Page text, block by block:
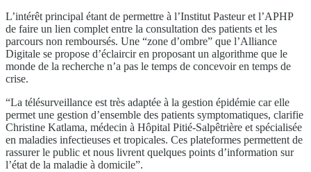
L’intérêt principal étant de permettre à l’Institut Pasteur et l’APHP
de faire un lien complet entre la consultation des patients et les
parcours non remboursés. Une “zone d’ombre” que l’Alliance
Digitale se propose d’éclaircir en proposant un algorithme que le
monde de la recherche n’a pas le temps de concevoir en temps de
crise.
“La télésurveillance est très adaptée à la gestion épidémie car elle
permet une gestion d’ensemble des patients symptomatiques, clarifie
Christine Katlama, médecin à Hôpital Pitié-Salpêtrière et spécialisée
en maladies infectieuses et tropicales. Ces plateformes permettent de
rassurer le public et nous livrent quelques points d’information sur
l’état de la maladie à domicile”.